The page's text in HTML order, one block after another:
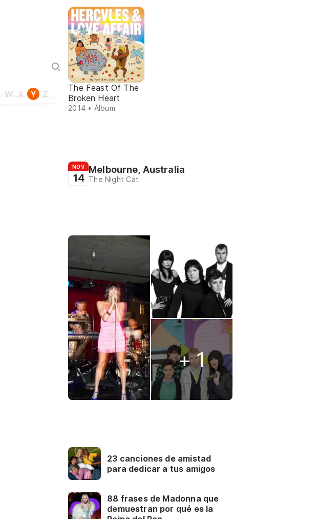
W X Y Z
The Feast Of The
Broken Heart
2014 • Álbum
NOV
14
Melbourne, Australia
The Night Cat
+ 1
23 canciones de amistad
para dedicar a tus amigos
88 frases de Madonna que
demuestran por qué es la